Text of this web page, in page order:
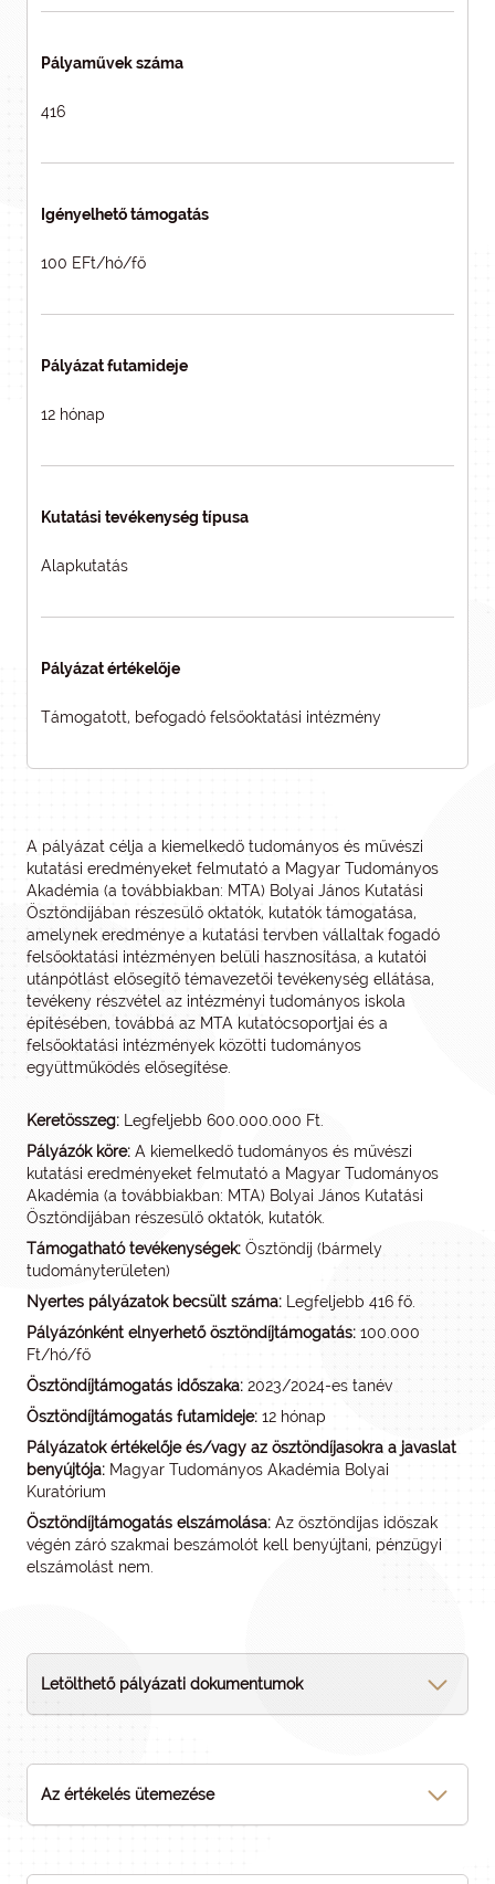
Pályaművek száma
416
Igényelhető támogatás
100 EFt/hó/fő
Pályázat futamideje
12 hónap
Kutatási tevékenység típusa
Alapkutatás
Pályázat értékelője
Támogatott, befogadó felsőoktatási intézmény
A pályázat célja a kiemelkedő tudományos és művészi
kutatási eredményeket felmutató a Magyar Tudományos
Akadémia (a továbbiakban: MTA) Bolyai János Kutatási
Ösztöndíjában részesülő oktatók, kutatók támogatása,
amelynek eredménye a kutatási tervben vállaltak fogadó
felsőoktatási intézményen belüli hasznosítása, a kutatói
utánpótlást elősegítő témavezetői tevékenység ellátása,
tevékeny részvétel az intézményi tudományos iskola
építésében, továbbá az MTA kutatócsoportjai és a
felsőoktatási intézmények közötti tudományos
együttműködés elősegítése.
Keretösszeg: Legfeljebb 600.000.000 Ft.
Pályázók köre: A kiemelkedő tudományos és művészi
kutatási eredményeket felmutató a Magyar Tudományos
Akadémia (a továbbiakban: MTA) Bolyai János Kutatási
Ösztöndíjában részesülő oktatók, kutatók.
Támogatható tevékenységek: Ösztöndíj (bármely
tudományterületen)
Nyertes pályázatok becsült száma: Legfeljebb 416 fő.
Pályázónként elnyerhető ösztöndíjtámogatás: 100.000
Ft/hó/fő
Ösztöndíjtámogatás időszaka: 2023/2024-es tanév
Ösztöndíjtámogatás futamideje: 12 hónap
Pályázatok értékelője és/vagy az ösztöndíjasokra a javaslat
benyújtója: Magyar Tudományos Akadémia Bolyai
Kuratórium
Ösztöndíjtámogatás elszámolása: Az ösztöndíjas időszak
végén záró szakmai beszámolót kell benyújtani, pénzügyi
elszámolást nem.
Letölthető pályázati dokumentumok
Az értékelés ütemezése